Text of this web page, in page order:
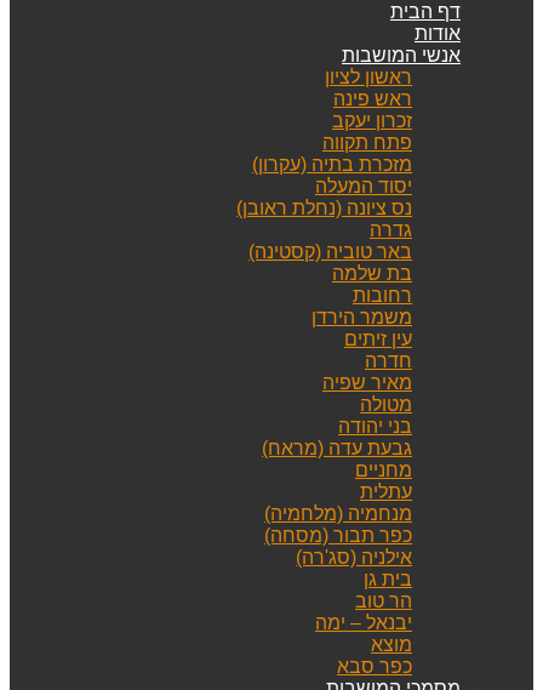
דף הבית
אודות
אנשי המושבות
ראשון לציון
ראש פינה
זכרון יעקב
פתח תקווה
מזכרת בתיה (עקרון)
יסוד המעלה
נס ציונה (נחלת ראובן)
גדרה
באר טוביה (קסטינה)
בת שלמה
רחובות
משמר הירדן
עין זיתים
חדרה
מאיר שפיה
מטולה
בני יהודה
גבעת עדה (מראח)
מחניים
עתלית
מנחמיה (מלחמיה)
כפר תבור (מסחה)
אילניה (סג'רה)
בית גן
הר טוב
יבנאל – ימה
מוצא
כפר סבא